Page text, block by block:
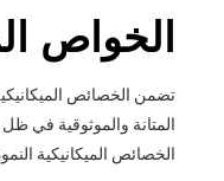
الخواص
المتانة والموثوقية في
الخصائص الميكانيكية